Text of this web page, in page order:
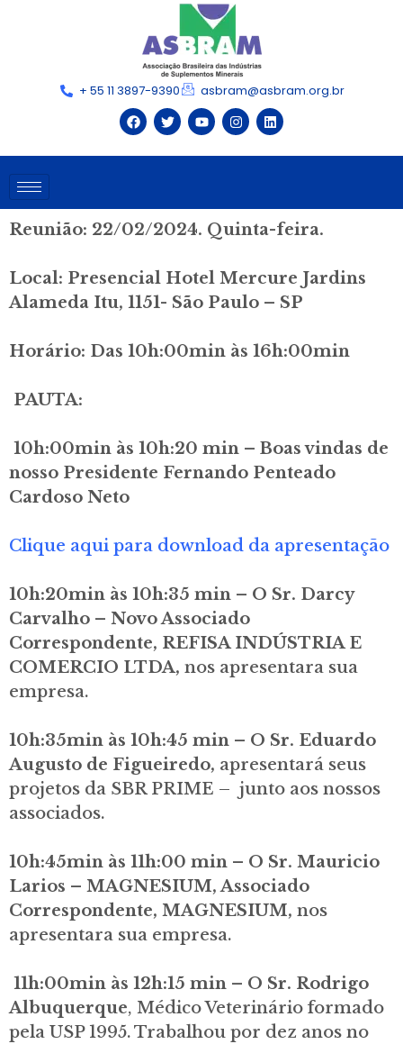
+ 55 11 3897-9390 asbram@asbram.org.br
Reunião: 22/02/2024. Quinta-feira.
Local: Presencial Hotel Mercure Jardins
Alameda Itu, 1151- São Paulo – SP
Horário: Das 10h:00min às 16h:00min
PAUTA:
10h:00min às 10h:20 min – Boas vindas de
nosso Presidente Fernando Penteado
Cardoso Neto
Clique aqui para download da apresentação
10h:20min às 10h:35 min – O Sr. Darcy
Carvalho – Novo Associado
Correspondente, REFISA INDÚSTRIA E
COMERCIO LTDA, nos apresentara sua
empresa.
10h:35min às 10h:45 min – O Sr. Eduardo
Augusto de Figueiredo, apresentará seus
projetos da SBR PRIME – junto aos nossos
associados.
10h:45min às 11h:00 min – O Sr. Mauricio
Larios – MAGNESIUM, Associado
Correspondente, MAGNESIUM, nos
apresentara sua empresa.
11h:00min às 12h:15 min – O Sr. Rodrigo
Albuquerque, Médico Veterinário formado
pela USP 1995. Trabalhou por dez anos no